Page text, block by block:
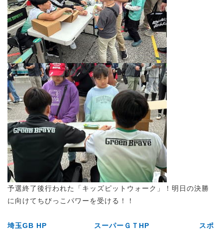
予選終了後行われた「キッズピットウォーク」！明日の決勝
に向けてちびっこパワーを受ける！！
埼玉GB HP スーパーＧＴHP
スポ